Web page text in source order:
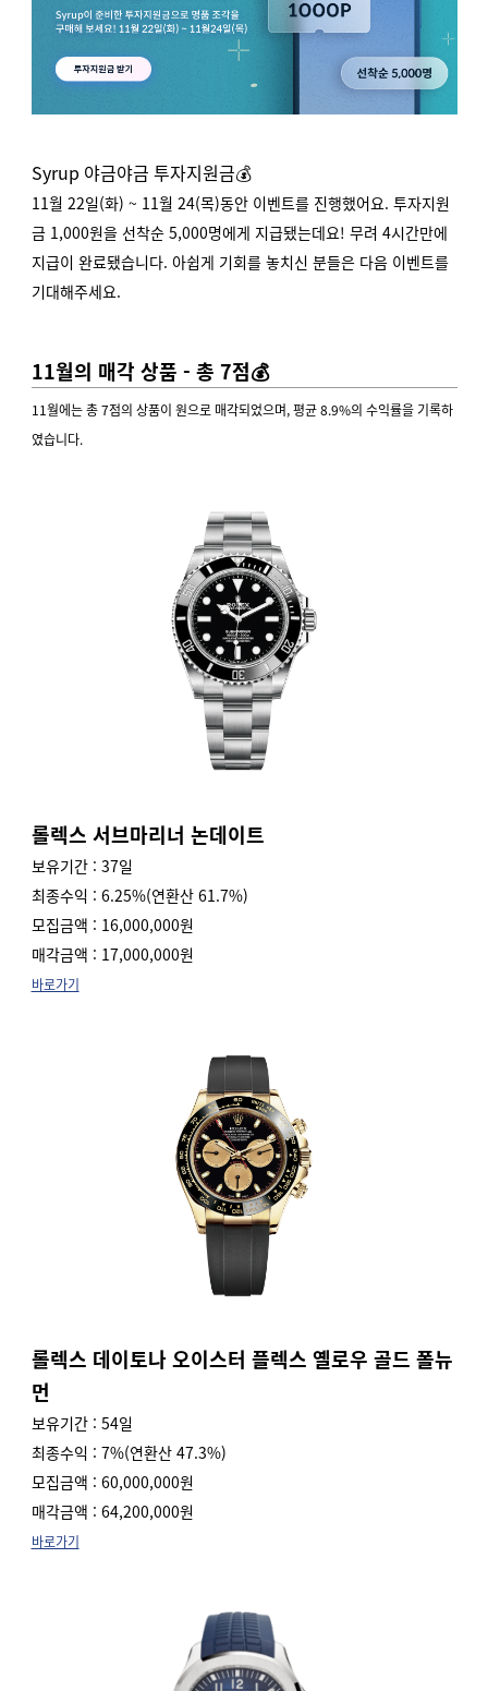
Syrup 야금야금 투자지원금💰
11월 22일(화) ~ 11월 24(목)동안 이벤트를 진행했어요. 투자지원
금 1,000원을 선착순 5,000명에게 지급됐는데요! 무려 4시간만에
지급이 완료됐습니다. 아쉽게 기회를 놓치신 분들은 다음 이벤트를
기대해주세요.
11월의 매각 상품 - 총 7점💰
11월에는 총 7점의 상품이 원으로 매각되었으며, 평균 8.9%의 수익률을 기록하
였습니다.
롤렉스 서브마리너 논데이트
보유기간 : 37일
최종수익 : 6.25%(연환산 61.7%)
모집금액 : 16,000,000원
매각금액 : 17,000,000원
바로가기
롤렉스 데이토나 오이스터 플렉스 옐로우 골드 폴뉴
먼
보유기간 : 54일
최종수익 : 7%(연환산 47.3%)
모집금액 : 60,000,000원
매각금액 : 64,200,000원
바로가기